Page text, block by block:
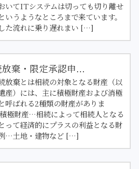
いてITシステムは切っても切り離せ
いうようなところまで来ています。
た流れに乗り遅れまい […]
棄・限定承認申...
放棄とは相続の対象となる財産（以
産）には、主に積極財産および消極
呼ばれる2種類の財産がありま
極財産…相続によって相続人となる
って経済的にプラスの利益となる財
…土地・建物など […]